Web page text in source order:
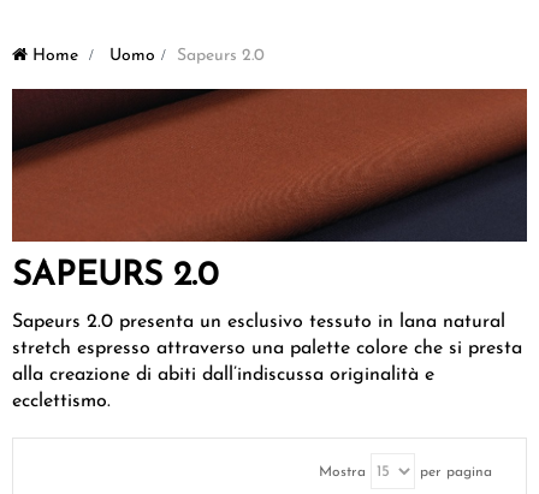
Home > Uomo > Sapeurs 2.0
SAPEURS 2.0
Sapeurs 2.0 presenta un esclusivo tessuto in lana natural
stretch espresso attraverso una palette colore che si presta
alla creazione di abiti dall’indiscussa originalità e
ecclettismo.
Mostra per pagina